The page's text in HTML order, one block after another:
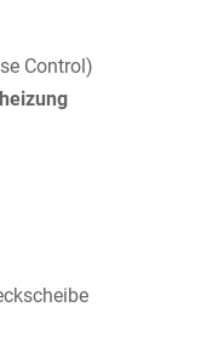
Control)